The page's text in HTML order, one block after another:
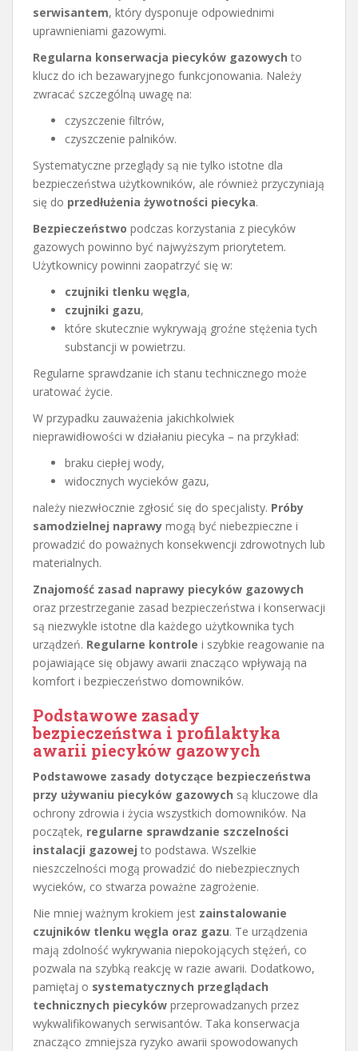
serwisantem, który dysponuje odpowiednimi
uprawnieniami gazowymi.
Regularna konserwacja piecyków gazowych to
klucz do ich bezawaryjnego funkcjonowania. Należy
zwracać szczególną uwagę na:
czyszczenie filtrów,
czyszczenie palników.
Systematyczne przeglądy są nie tylko istotne dla
bezpieczeństwa użytkowników, ale również przyczyniają
się do przedłużenia żywotności piecyka.
Bezpieczeństwo podczas korzystania z piecyków
gazowych powinno być najwyższym priorytetem.
Użytkownicy powinni zaopatrzyć się w:
czujniki tlenku węgla,
czujniki gazu,
które skutecznie wykrywają groźne stężenia tych
substancji w powietrzu.
Regularne sprawdzanie ich stanu technicznego może
uratować życie.
W przypadku zauważenia jakichkolwiek
nieprawidłowości w działaniu piecyka – na przykład:
braku ciepłej wody,
widocznych wycieków gazu,
należy niezwłocznie zgłosić się do specjalisty. Próby
samodzielnej naprawy mogą być niebezpieczne i
prowadzić do poważnych konsekwencji zdrowotnych lub
materialnych.
Znajomość zasad naprawy piecyków gazowych
oraz przestrzeganie zasad bezpieczeństwa i konserwacji
są niezwykle istotne dla każdego użytkownika tych
urządzeń. Regularne kontrole i szybkie reagowanie na
pojawiające się objawy awarii znacząco wpływają na
komfort i bezpieczeństwo domowników.
Podstawowe zasady
bezpieczeństwa i profilaktyka
awarii piecyków gazowych
Podstawowe zasady dotyczące bezpieczeństwa
przy używaniu piecyków gazowych są kluczowe dla
ochrony zdrowia i życia wszystkich domowników. Na
początek, regularne sprawdzanie szczelności
instalacji gazowej to podstawa. Wszelkie
nieszczelności mogą prowadzić do niebezpiecznych
wycieków, co stwarza poważne zagrożenie.
Nie mniej ważnym krokiem jest zainstalowanie
czujników tlenku węgla oraz gazu. Te urządzenia
mają zdolność wykrywania niepokojących stężeń, co
pozwala na szybką reakcję w razie awarii. Dodatkowo,
pamiętaj o systematycznych przeglądach
technicznych piecyków przeprowadzanych przez
wykwalifikowanych serwisantów. Taka konserwacja
znacząco zmniejsza ryzyko awarii spowodowanych